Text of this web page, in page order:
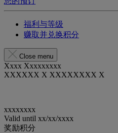
福利与等级
赚取并兑换积分
Close menu
Xxxx Xxxxxxxxx
XXXXXX X XXXXXXXX X
xxxxxxxx
Valid until xx/xx/xxxx
奖励积分